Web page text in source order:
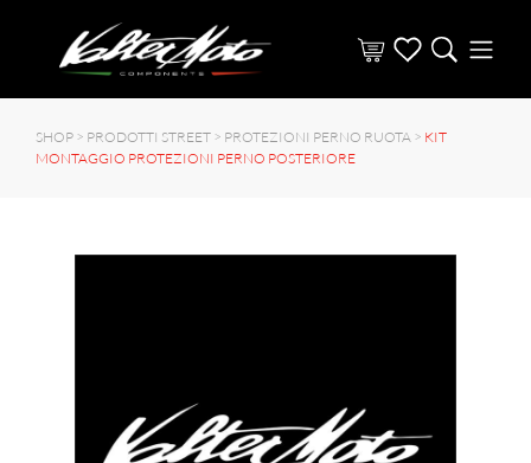
SHOP > PRODOTTI STREET > PROTEZIONI PERNO RUOTA > KIT
MONTAGGIO PROTEZIONI PERNO POSTERIORE